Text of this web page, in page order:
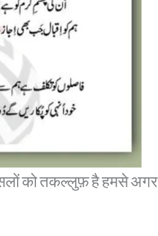
को तकल्लुफ़ है हमसे अगर